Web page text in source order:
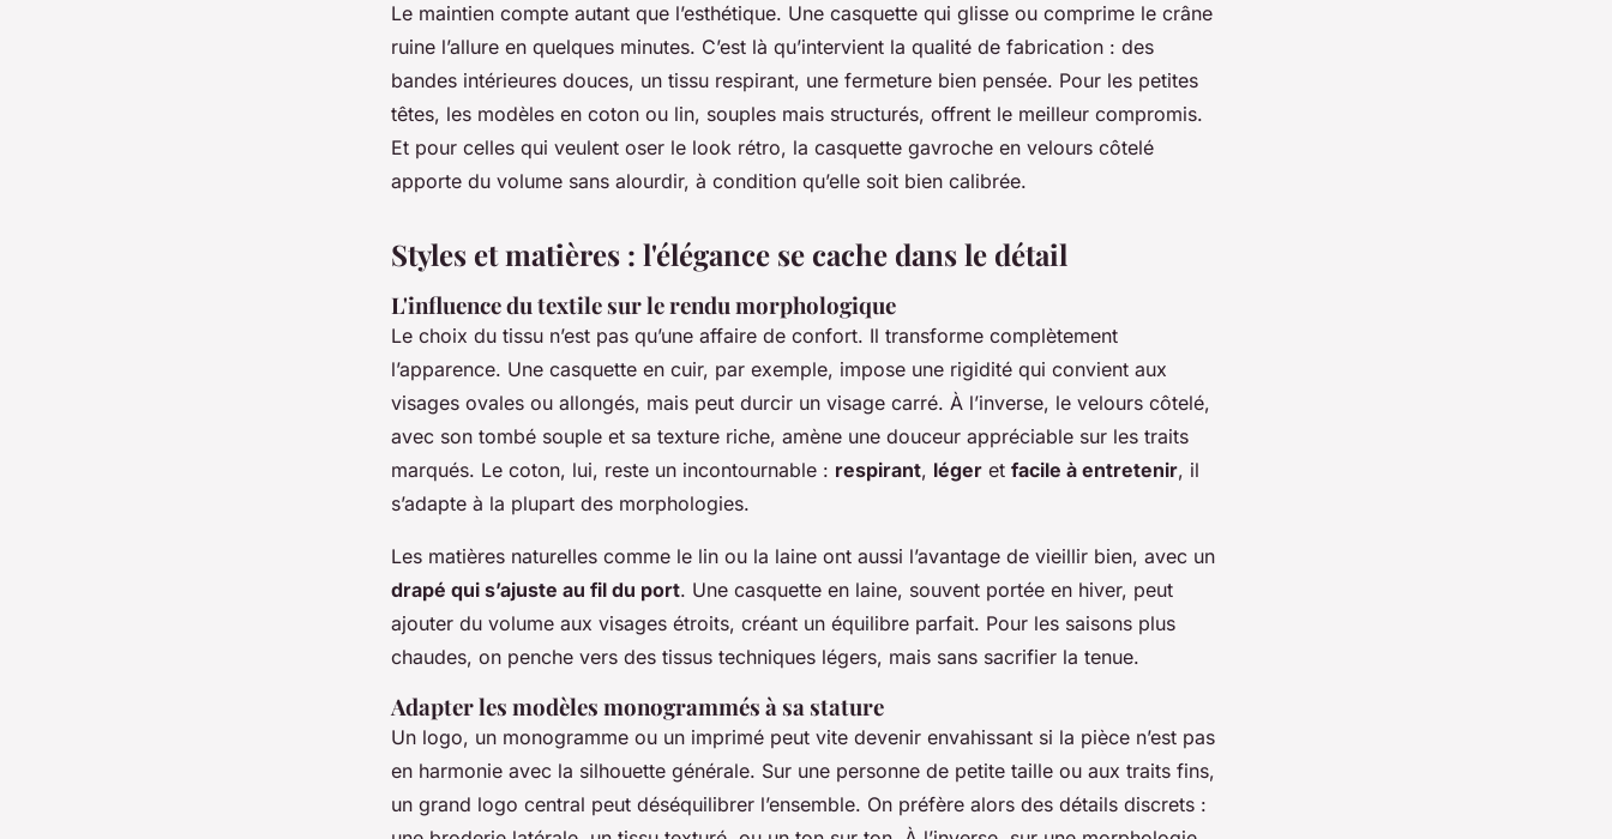
Le maintien compte autant que l’esthétique. Une casquette qui glisse ou comprime le crâne
ruine l’allure en quelques minutes. C’est là qu’intervient la qualité de fabrication : des
bandes intérieures douces, un tissu respirant, une fermeture bien pensée. Pour les petites
têtes, les modèles en coton ou lin, souples mais structurés, offrent le meilleur compromis.
Et pour celles qui veulent oser le look rétro, la casquette gavroche en velours côtelé
apporte du volume sans alourdir, à condition qu’elle soit bien calibrée.
Styles et matières : l'élégance se cache dans le détail
L'influence du textile sur le rendu morphologique
Le choix du tissu n’est pas qu’une affaire de confort. Il transforme complètement
l’apparence. Une casquette en cuir, par exemple, impose une rigidité qui convient aux
visages ovales ou allongés, mais peut durcir un visage carré. À l’inverse, le velours côtelé,
avec son tombé souple et sa texture riche, amène une douceur appréciable sur les traits
marqués. Le coton, lui, reste un incontournable : respirant, léger et facile à entretenir, il
s’adapte à la plupart des morphologies.
Les matières naturelles comme le lin ou la laine ont aussi l’avantage de vieillir bien, avec un
drapé qui s’ajuste au fil du port. Une casquette en laine, souvent portée en hiver, peut
ajouter du volume aux visages étroits, créant un équilibre parfait. Pour les saisons plus
chaudes, on penche vers des tissus techniques légers, mais sans sacrifier la tenue.
Adapter les modèles monogrammés à sa stature
Un logo, un monogramme ou un imprimé peut vite devenir envahissant si la pièce n’est pas
en harmonie avec la silhouette générale. Sur une personne de petite taille ou aux traits fins,
un grand logo central peut déséquilibrer l’ensemble. On préfère alors des détails discrets :